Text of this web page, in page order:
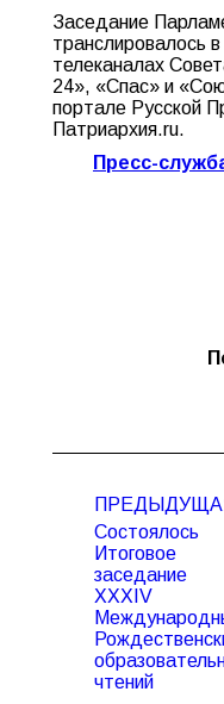
Заседание
транслировалось
телеканалах
24», «Спас» и
портале Русской
Патриархия.ru.
Пресс-
записям
Предыдущая
запись:
Состоялось
Итоговое
заседание
XXХIV
чтений